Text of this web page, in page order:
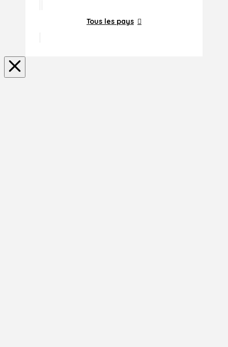
Tous les pays